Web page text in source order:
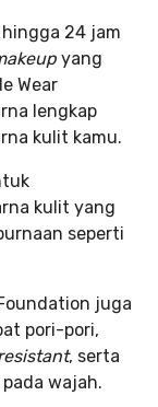
24 jam
yang
Wear
lengkap
kulit kamu.
kulit yang
seperti
juga
pori-pori,
, serta
wajah.